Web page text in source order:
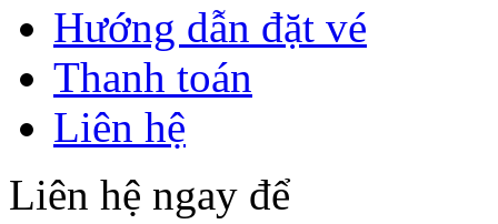
Hướng dẫn đặt vé
Thanh toán
Liên hệ
Liên hệ ngay để